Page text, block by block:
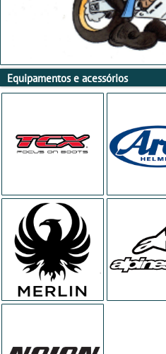
Equipamentos e acessórios